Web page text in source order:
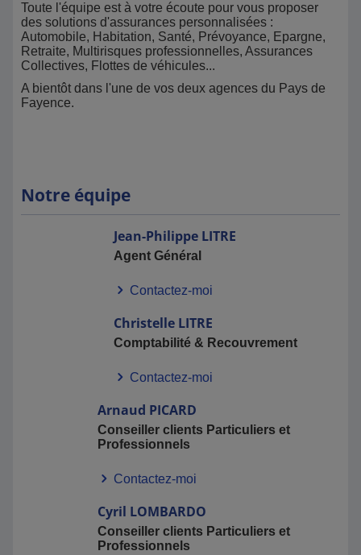
Toute l'équipe est à votre écoute pour vous proposer
des solutions d'assurances personnalisées :
Automobile, Habitation, Santé, Prévoyance, Epargne,
Retraite, Multirisques professionnelles, Assurances
Collectives, Flottes de véhicules...
A bientôt dans l'une de vos deux agences du Pays de
Fayence.
Notre équipe
Jean-Philippe LITRE
Agent Général
Contactez-moi
Christelle LITRE
Comptabilité & Recouvrement
Contactez-moi
Arnaud PICARD
Conseiller clients Particuliers et
Professionnels
Contactez-moi
Cyril LOMBARDO
Conseiller clients Particuliers et
Professionnels